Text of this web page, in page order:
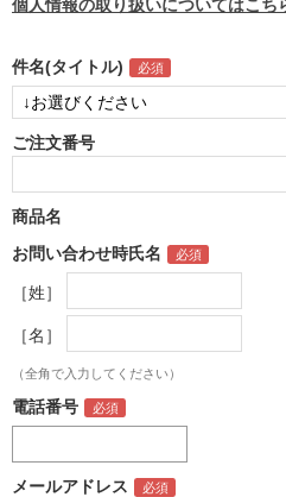
個人情報の取り扱いについてはこち
件名(タイトル)
ご注文番号
商品名
お問い合わせ時氏名
［姓］
［名］
（全角で入力してください）
電話番号
メールアドレス